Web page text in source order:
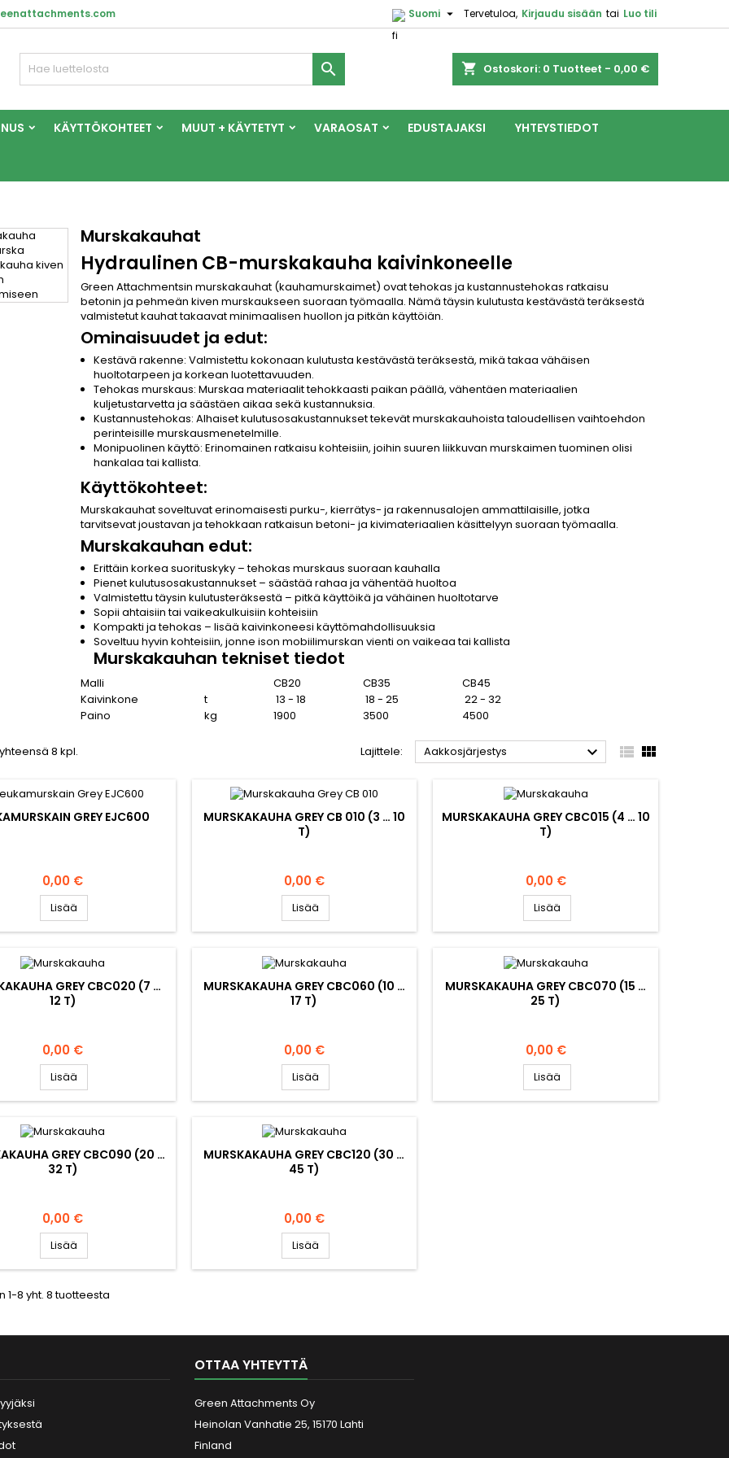
Tervetuloa, Kirjaudu sisään tai Luo tili
Suomi 
shopping_cart Ostoskori: 0 Tuotteet - 0,00 €

KÄYTTÖKOHTEET MUUT + KÄYTETYT VARAOSAT EDUSTAJAKSI YHTEYSTIEDOT
Murskakauhat
Hydraulinen CB-murskakauha kaivinkoneelle
Green Attachmentsin murskakauhat (kauhamurskaimet) ovat tehokas ja kustannustehokas ratkaisu
betonin ja pehmeän kiven murskaukseen suoraan työmaalla. Nämä täysin kulutusta kestävästä teräksestä
valmistetut kauhat takaavat minimaalisen huollon ja pitkän käyttöiän.
Ominaisuudet ja edut:
Kestävä rakenne: Valmistettu kokonaan kulutusta kestävästä teräksestä, mikä takaa vähäisen
huoltotarpeen ja korkean luotettavuuden.
Tehokas murskaus: Murskaa materiaalit tehokkaasti paikan päällä, vähentäen materiaalien
kuljetustarvetta ja säästäen aikaa sekä kustannuksia.
Kustannustehokas: Alhaiset kulutusosakustannukset tekevät murskakauhoista taloudellisen vaihtoehdon
perinteisille murskausmenetelmille.
Monipuolinen käyttö: Erinomainen ratkaisu kohteisiin, joihin suuren liikkuvan murskaimen tuominen olisi
hankalaa tai kallista.
Käyttökohteet:
Murskakauhat soveltuvat erinomaisesti purku-, kierrätys- ja rakennusalojen ammattilaisille, jotka
tarvitsevat joustavan ja tehokkaan ratkaisun betoni- ja kivimateriaalien käsittelyyn suoraan työmaalla.
Murskakauhan edut:
Erittäin korkea suorituskyky – tehokas murskaus suoraan kauhalla
Pienet kulutusosakustannukset – säästää rahaa ja vähentää huoltoa
Valmistettu täysin kulutusteräksestä – pitkä käyttöikä ja vähäinen huoltotarve
Sopii ahtaisiin tai vaikeakulkuisiin kohteisiin
Kompakti ja tehokas – lisää kaivinkoneesi käyttömahdollisuuksia
Soveltuu hyvin kohteisiin, jonne ison mobiilimurskan vienti on vaikeaa tai kallista
Murskakauhan tekniset tiedot
Malli CB20 CB35
CB45
Kaivinkone
t 13 - 18 18 - 25
22 - 32
Paino
kg 1900 3500 4500
8 kpl. Lajittele: Aakkosjärjestys   
GREY EJC600
Hinta
0,00 €
Lisää
MURSKAKAUHA GREY CB 010 (3 … 10
T)
Hinta
0,00 €
Lisää
MURSKAKAUHA GREY CBC015 (4 … 10
T)
Hinta
0,00 €
Lisää
GREY CBC020 (7 …
12 T)
Hinta
0,00 €
Lisää
MURSKAKAUHA GREY CBC060 (10 …
17 T)
Hinta
0,00 €
Lisää
MURSKAKAUHA GREY CBC070 (15 …
25 T)
Hinta
0,00 €
Lisää
GREY CBC090 (20 …
32 T)
Hinta
0,00 €
Lisää
MURSKAKAUHA GREY CBC120 (30 …
45 T)
Hinta
0,00 €
Lisää
1-8 yht. 8 tuotteesta
OTTAA YHTEYTTÄ
Green Attachments Oy
Heinolan Vanhatie 25, 15170 Lahti
Finland